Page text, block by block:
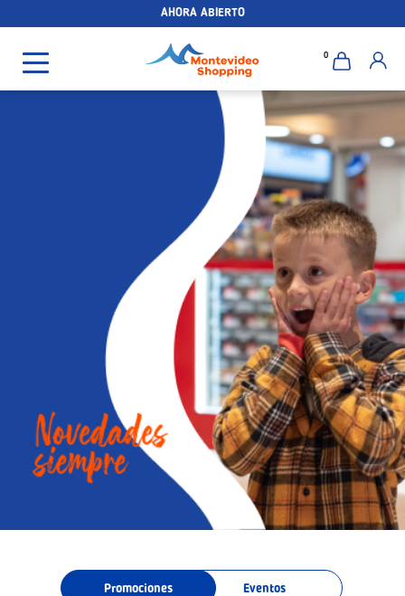
AHORA ABIERTO
0
Promociones Eventos